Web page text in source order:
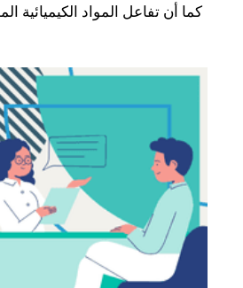
كما أن تفاعل المواد الكيميائية